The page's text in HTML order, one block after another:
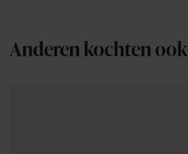
Anderen kochten ook